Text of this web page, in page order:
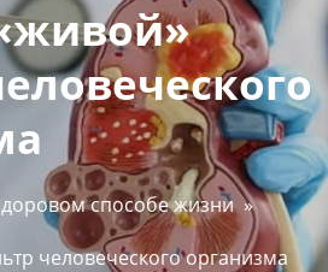
способе жизни »
человеческого организма